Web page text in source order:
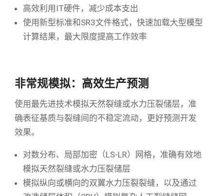
高效利用IT硬件，减少成本支出
使用新型标准和SR3文件格式，快速加载大型模型
计算结果，最大限度提高工作效率
非常规模拟：高效生产预测
使用最先进技术模拟天然裂缝或水力压裂储层，准
确表征基质与裂缝间的不稳定流动，更好预测开发
效果。
对数分布、局部加密（LS-LR）网格，准确有效地
模拟天然裂缝或水力压裂储层
模拟纵向或横向的双翼水力压裂裂缝，以及通过